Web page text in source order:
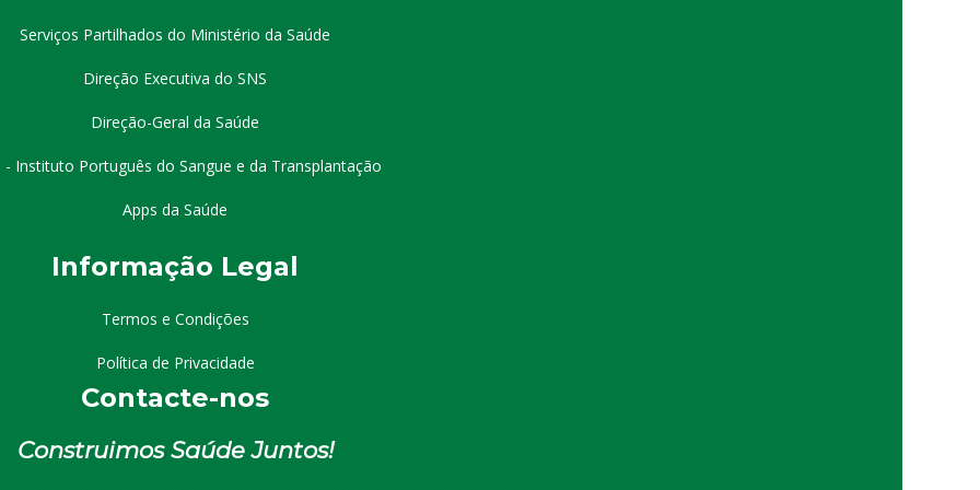
Serviços Partilhados do Ministério da Saúde
Direção Executiva do SNS
Direção-Geral da Saúde
- Instituto Português do Sangue e da Transplantação
Apps da Saúde
Informação Legal
Termos e Condições
Política de Privacidade
Contacte-nos
Construimos Saúde Juntos!